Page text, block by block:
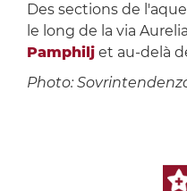
Des sections de
le long de la via
Pamphilj et au-delà
Photo: